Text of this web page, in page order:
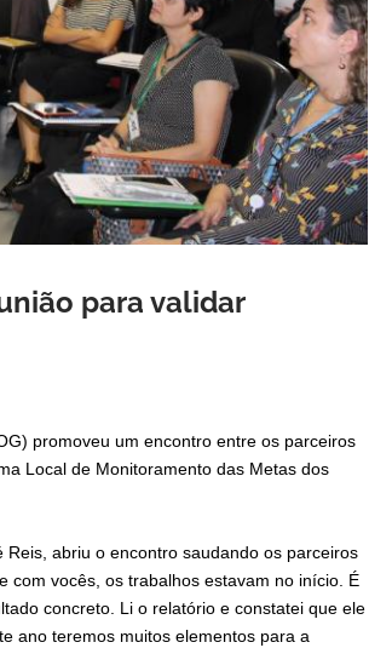
para validar
promoveu um encontro entre os parceiros
Local de Monitoramento das Metas dos
abriu o encontro saudando os parceiros
com vocês, os trabalhos estavam no início. É
concreto. Li o relatório e constatei que ele
ano teremos muitos elementos para a